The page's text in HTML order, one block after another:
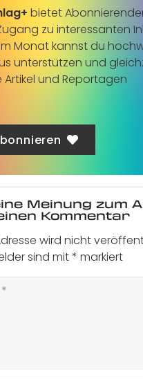
bietet
zu interessanten
Monat kannst du
unterstützen und
Artikel und Reportagen
Meinung zum
Kommentar
wird nicht
sind mit* markiert